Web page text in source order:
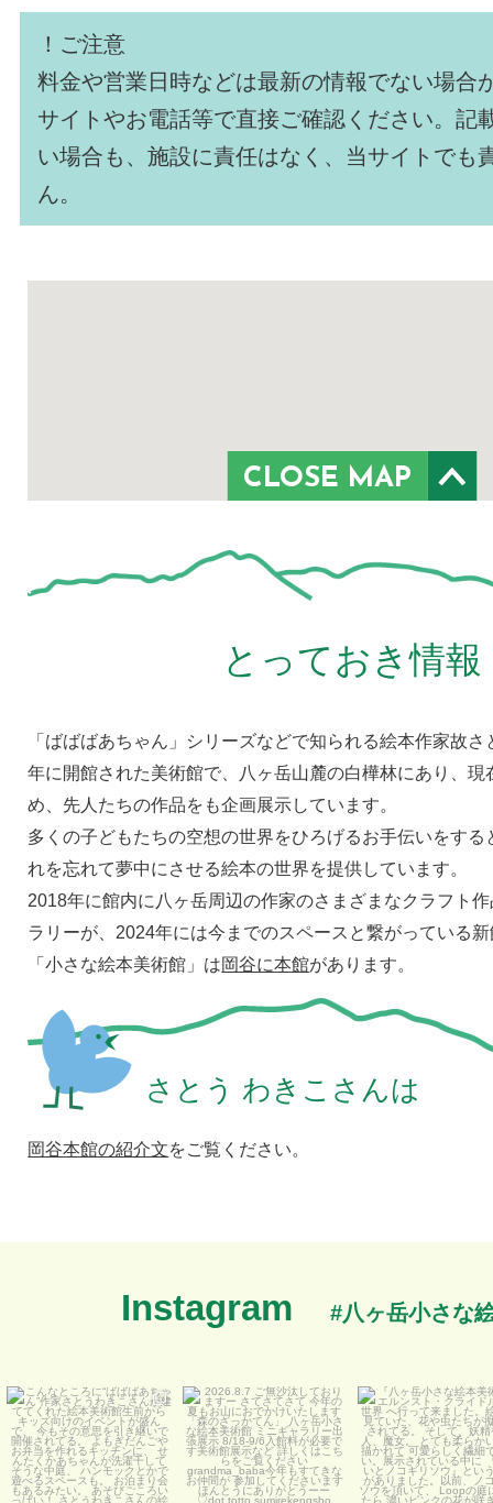
！ご注意
料金や営業日時などは最新の情報でない場合
サイトやお電話等で直接ご確認ください。記
い場合も、施設に責任はなく、当サイトでも
ん。
CLOSE MAP
とっておき情報
「ばばばあちゃん」シリーズなどで知られる絵本作家故
年に開館された美術館で、八ヶ岳山麓の白樺林にあり、現
め、先人たちの作品をも企画展示しています。
多くの子どもたちの空想の世界をひろげるお手伝いをする
れを忘れて夢中にさせる絵本の世界を提供しています。
2018年に館内に八ヶ岳周辺の作家のさまざまなクラフト
ラリーが、2024年には今までのスペースと繋がっている
「小さな絵本美術館」は岡谷に本館があります。
さとう わきこさんは
岡谷本館の紹介文をご覧ください。
Instagram #八ヶ岳小さな
こんなところに“ばばばあち
ゃん”
...
8月 7 日
0 0
2026.8.7
ご無沙汰しておりますー...
8月 7 日
0 2
『八ヶ岳小さな絵本
館』...
6月 13 日
44 0